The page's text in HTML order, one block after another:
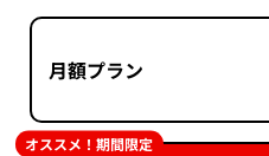
月額プラン
オススメ！期間限定